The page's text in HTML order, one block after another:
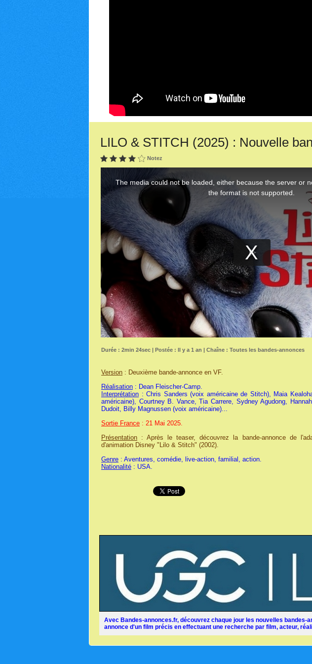
LILO & STITCH (2025) : Nouvelle
Notez
Durée : 2min 24sec | Postée : Il y a 1 an | Chaîne : Toutes les bandes-annonces
Version : Deuxième bande-annonce en VF.
Réalisation : Dean Fleischer-Camp.
Interprétation : Chris Sanders (voix américaine de Stitch), Maia
américaine), Courtney B. Vance, Tia Carrere, Sydney Agudong,
Dudoit, Billy Magnussen (voix américaine)...
Sortie France : 21 Mai 2025.
Présentation : Après le teaser, découvrez la bande-annonce de
d'animation Disney "Lilo & Stitch" (2002).
Genre : Aventures, comédie, live-action, familial, action.
Nationalité : USA.
Avec Bandes-annonces.fr, découvrez chaque jour les nouvelles
annonce d'un film précis en effectuant une recherche par film, acteur,